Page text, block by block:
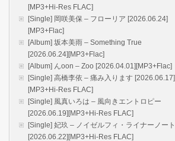
[MP3+Hi-Res FLAC]
[Single] 岡咲美保 – フローリア [2026.06.24]
[MP3+Flac]
[Album] 坂本美雨 – Something True
[2026.06.24][MP3+Flac]
[Album] んoon – Zoo [2026.04.01][MP3+Flac]
[Single] 高橋李依 – 痛み入ります [2026.06.17]
[MP3+Hi-Res FLAC]
[Single] 風真いろは – 風向きエントロピー
[2026.06.19][MP3+Hi-Res FLAC]
[Single] 妃玖 – ノイゼルフィ・ライナーノート
[2026.06.22][MP3+Hi-Res FLAC]